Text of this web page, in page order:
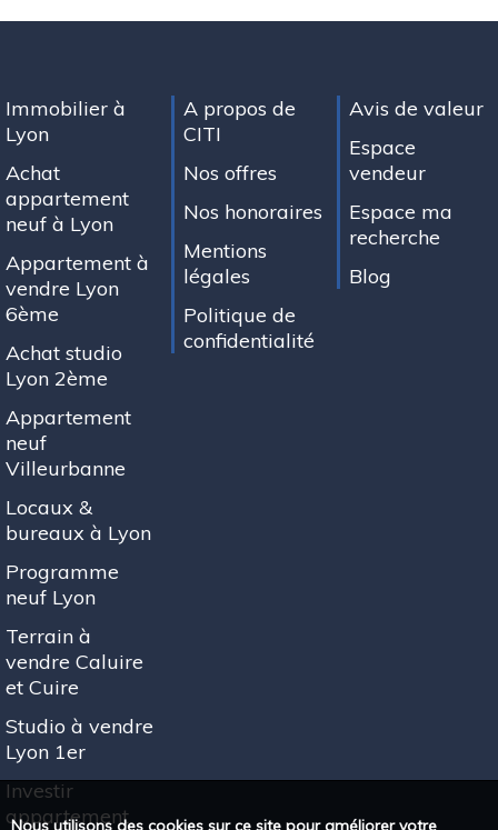
Immobilier à
Lyon
Achat
appartement
neuf à Lyon
Appartement à
vendre Lyon
6ème
Achat studio
Lyon 2ème
Appartement
neuf
Villeurbanne
Locaux &
bureaux à Lyon
Programme
neuf Lyon
Terrain à
vendre Caluire
et Cuire
Studio à vendre
Lyon 1er
Investir
appartement
A propos de
CITI
Nos offres
Nos honoraires
Mentions
légales
Politique de
confidentialité
Avis de valeur
Espace
vendeur
Espace ma
recherche
Blog
Nous utilisons des cookies sur ce site pour améliorer votre